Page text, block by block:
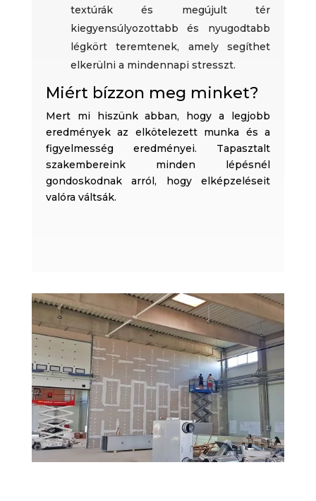
textúrák és megújult tér
kiegyensúlyozottabb és nyugodtabb
légkört teremtenek, amely segíthet
elkerülni a mindennapi stresszt.
Miért bízzon meg minket?
Mert mi hiszünk abban, hogy a legjobb
eredmények az elkötelezett munka és a
figyelmesség eredményei. Tapasztalt
szakembereink minden lépésnél
gondoskodnak arról, hogy elképzeléseit
valóra váltsák.